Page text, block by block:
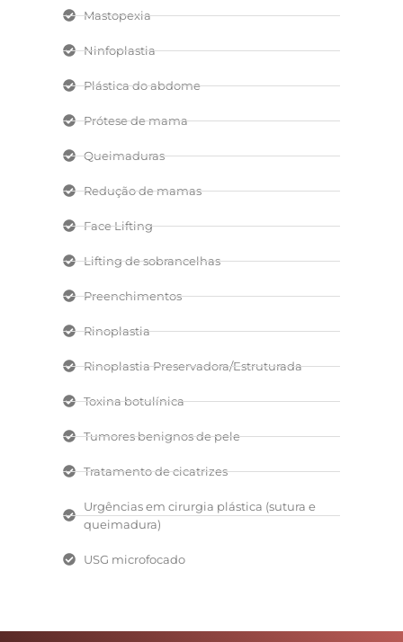
Mastopexia
Ninfoplastia
Plástica do abdome
Prótese de mama
Queimaduras
Redução de mamas
Face Lifting
Lifting de sobrancelhas
Preenchimentos
Rinoplastia
Rinoplastia Preservadora/Estruturada
Toxina botulínica
Tumores benignos de pele
Tratamento de cicatrizes
Urgências em cirurgia plástica (sutura e
queimadura)
USG microfocado